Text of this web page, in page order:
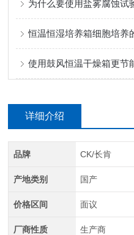
为什么要使用盐雾腐蚀试
恒温恒湿培养箱细胞培养
使用鼓风恒温干燥箱更节
详细介绍
品牌 CK/长肯
产地类别 国产
价格区间 面议
厂商性质 生产商